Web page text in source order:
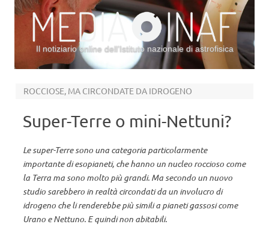
Il notiziario online dell’Istituto nazionale di astrofisica
ROCCIOSE, MA CIRCONDATE DA IDROGENO
Super-Terre o mini-Nettuni?
Le super-Terre sono una categoria particolarmente
importante di esopianeti, che hanno un nucleo roccioso come
la Terra ma sono molto più grandi. Ma secondo un nuovo
studio sarebbero in realtà circondati da un involucro di
idrogeno che li renderebbe più simili a pianeti gassosi come
Urano e Nettuno. E quindi non abitabili.